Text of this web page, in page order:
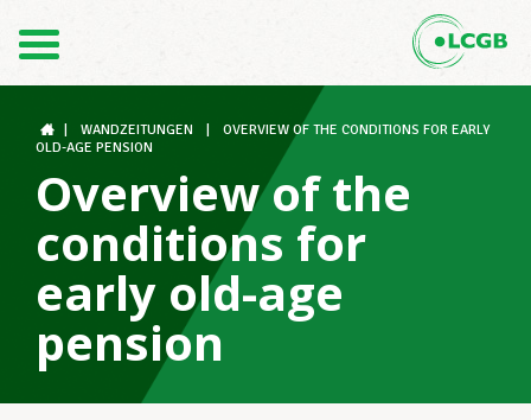
FR
Der LCGB
Gewerkschaftsstrukturen
Unterstützung im Arbeitsalltag
WANDZEITUNGEN
OVERVIEW OF THE CONDITIONS FOR EARLY
OLD-AGE PENSION
Overview of the
conditions for
early old-age
pension